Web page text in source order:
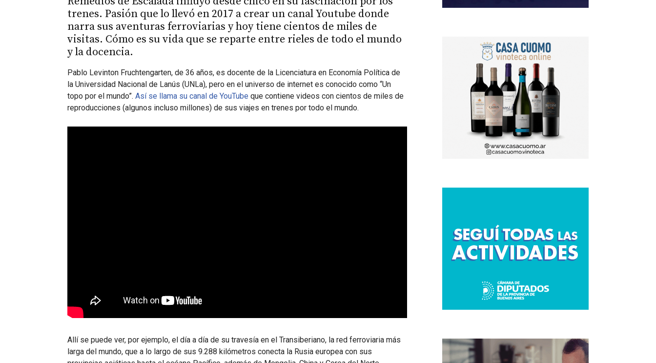
trenes. Pasión que lo llevó en 2017 a crear un canal Youtube donde
narra sus aventuras ferroviarias y hoy tiene cientos de miles de
visitas. Cómo es su vida que se reparte entre rieles de todo el mundo
y la docencia.
Pablo Levinton Fruchtengarten, de 36 años, es docente de la Licenciatura en Economía Política de
la Universidad Nacional de Lanús (UNLa), pero en el universo de internet es conocido como “Un
topo por el mundo”. Así se llama su canal de YouTube que contiene videos con cientos de miles de
reproducciones (algunos incluso millones) de sus viajes en trenes por todo el mundo.
Allí se puede ver, por ejemplo, el día a día de su travesía en el Transiberiano, la red ferroviaria más
larga del mundo, que a lo largo de sus 9.288 kilómetros conecta la Rusia europea con sus